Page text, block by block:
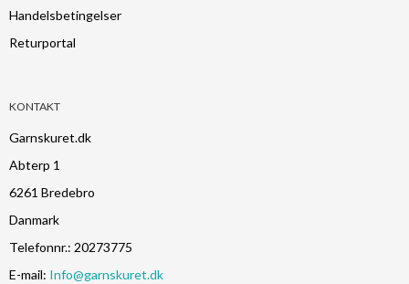
Handelsbetingelser
Returportal
KONTAKT
Garnskuret.dk
Abterp 1
6261 Bredebro
Danmark
Telefonnr.: 20273775
E-mail: Info@garnskuret.dk